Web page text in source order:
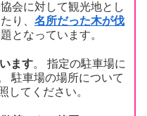
会に対して観光地とし
り、 名所だった木が伐
となっています。
ます。 指定の駐車場に
駐車場の場所について
してください。